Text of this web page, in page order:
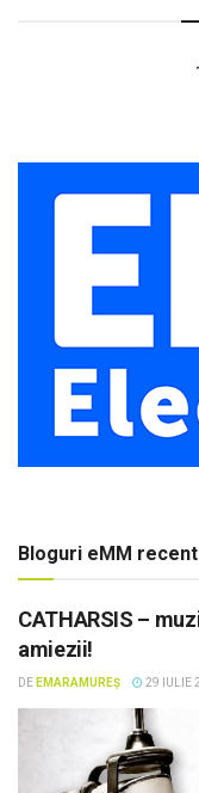
Bloguri eMM
CATHARSIS –
amiezii!
DE EMARAMUREȘ 29 IULIE